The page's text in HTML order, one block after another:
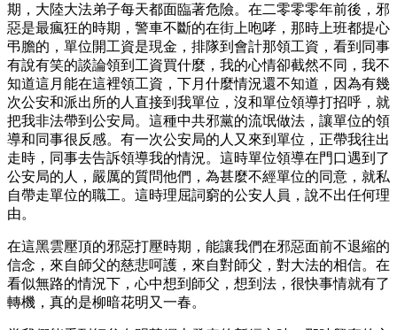
期，大陸大法弟子每天都面臨著危險。在二零零零年前後，邪
惡是最瘋狂的時期，警車不斷的在街上咆哮，那時上班都提心
弔膽的，單位開工資是現金，排隊到會計那領工資，看到同事
有說有笑的談論領到工資買什麼，我的心情卻截然不同，我不
知道這月能在這裡領工資，下月什麼情況還不知道，因為有幾
次公安和派出所的人直接到我單位，沒和單位領導打招呼，就
把我非法帶到公安局。這種中共邪黨的流氓做法，讓單位的領
導和同事很反感。有一次公安局的人又來到單位，正帶我往出
走時，同事去告訴領導我的情況。這時單位領導在門口遇到了
公安局的人，嚴厲的質問他們，為甚麼不經單位的同意，就私
自帶走單位的職工。這時理屈詞窮的公安人員，說不出任何理
由。
在這黑雲壓頂的邪惡打壓時期，能讓我們在邪惡面前不退縮的
信念，來自師父的慈悲呵護，來自對師父，對大法的相信。在
看似無路的情況下，心中想到師父，想到法，很快事情就有了
轉機，真的是柳暗花明又一春。